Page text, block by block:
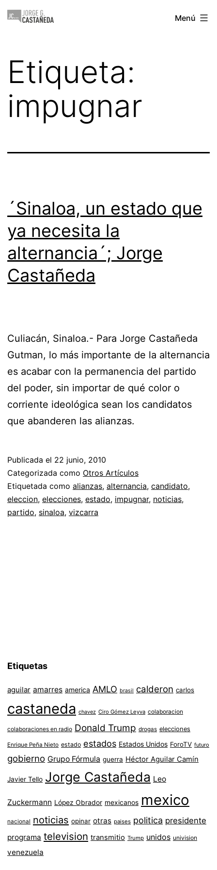
Saltar
Jorge
Menú
Etiqueta:
impugnar
´Sinaloa, un estado que
ya necesita la
alternancia´; Jorge
Castañeda
Culiacán, Sinaloa.- Para Jorge Castañeda
Gutman, lo más importante de la alternancia
es acabar con la permanencia del partido
del poder, sin importar de qué color o
corriente ideológica sean los candidatos
que abanderen las alianzas.
Publicada el 22 junio, 2010
Categorizada como Otros Artículos
Etiquetada como alianzas, alternancia, candidato,
eleccion, elecciones, estado, impugnar, noticias,
partido, sinaloa, vizcarra
Etiquetas
aguilar amarres america AMLO brasil calderon carlos
castaneda chavez Ciro Gómez Leyva colaboracion
colaboraciones en radio Donald Trump drogas elecciones
Enrique Peña Nieto estado estados Estados Unidos ForoTV futuro
gobierno Grupo Fórmula guerra Héctor Aguilar Camín
Javier Tello Jorge Castañeda Leo
Zuckermann López Obrador mexicanos mexico
nacional noticias opinar otras paises politica presidente
programa television transmitio Trump unidos univision
venezuela